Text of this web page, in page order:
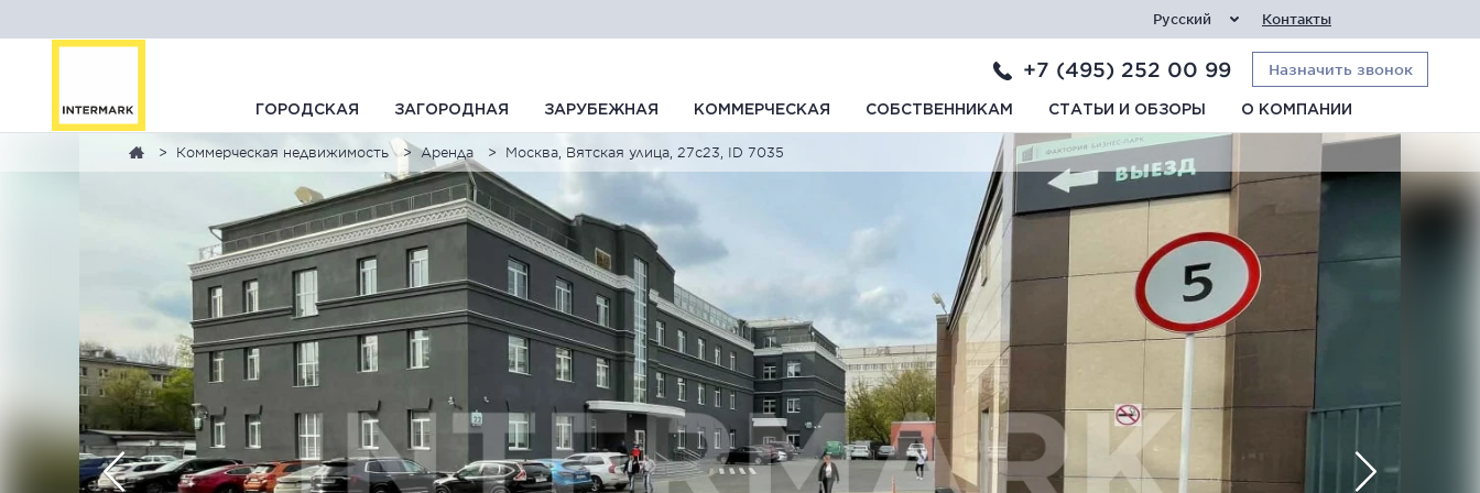
Русский Контакты
+7 (495) 252 00 99 Назначить звонок
ГОРОДСКАЯ ЗАГОРОДНАЯ ЗАРУБЕЖНАЯ КОММЕРЧЕСКАЯ СОБСТВЕННИКАМ СТАТЬИ И ОБЗОРЫ О КОМПАНИИ
Коммерческая недвижимость Аренда Москва, Вятская улица, 27с23, ID 7035